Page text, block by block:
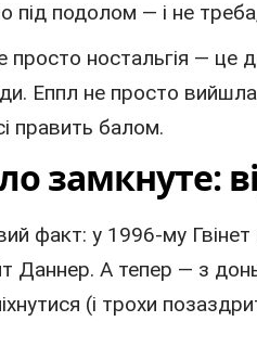
під подолом — і не
просто ностальгія — це
Еппл не просто
править балом.
замкнуте:
факт: у 1996-му
Даннер. А тепер — з
(і трохи